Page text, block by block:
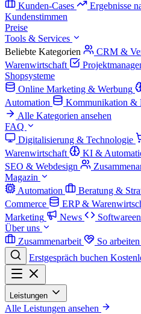
Kunden-Cases
Ergebnisse
Kundenstimmen
Preise
Tools & Services
Beliebte Kategorien
CRM &
Warenwirtschaft
Shopsysteme
Online Marketing & Werbung
Automation
Kommunikation &
Alle Kategorien ansehen
FAQ
Digitalisierung & Technologie
Warenwirtschaft
KI &
SEO & Webdesign
Magazin
Automation
Beratung &
Commerce
ERP &
Marketing
News
Über uns
Zusammenarbeit
So
Erstgespräch buchen
Leistungen
Alle Leistungen ansehen